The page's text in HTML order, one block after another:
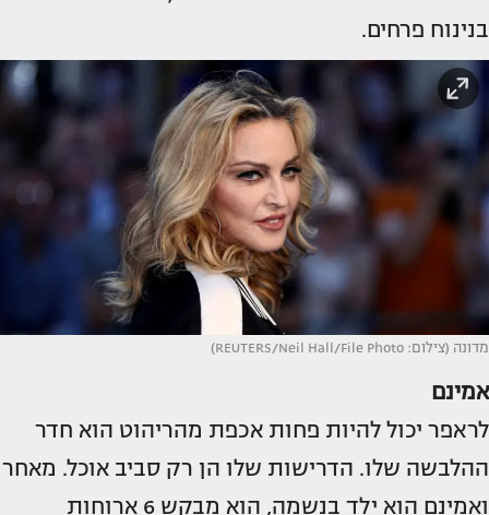
בנינוח פרחים.
מדונה (צילום: REUTERS/Neil Hall/File Photo)
אמינם
לראפר יכול להיות פחות אכפת מהריהוט הוא חדר
ההלבשה שלו. הדרישות שלו הן רק סביב אוכל. מאחר
ואמינם הוא ילד בנשמה, הוא מבקש 6 ארוחות